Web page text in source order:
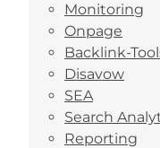
Monitoring
Onpage
Backlink-
Disavow
SEA
Search
Reporting